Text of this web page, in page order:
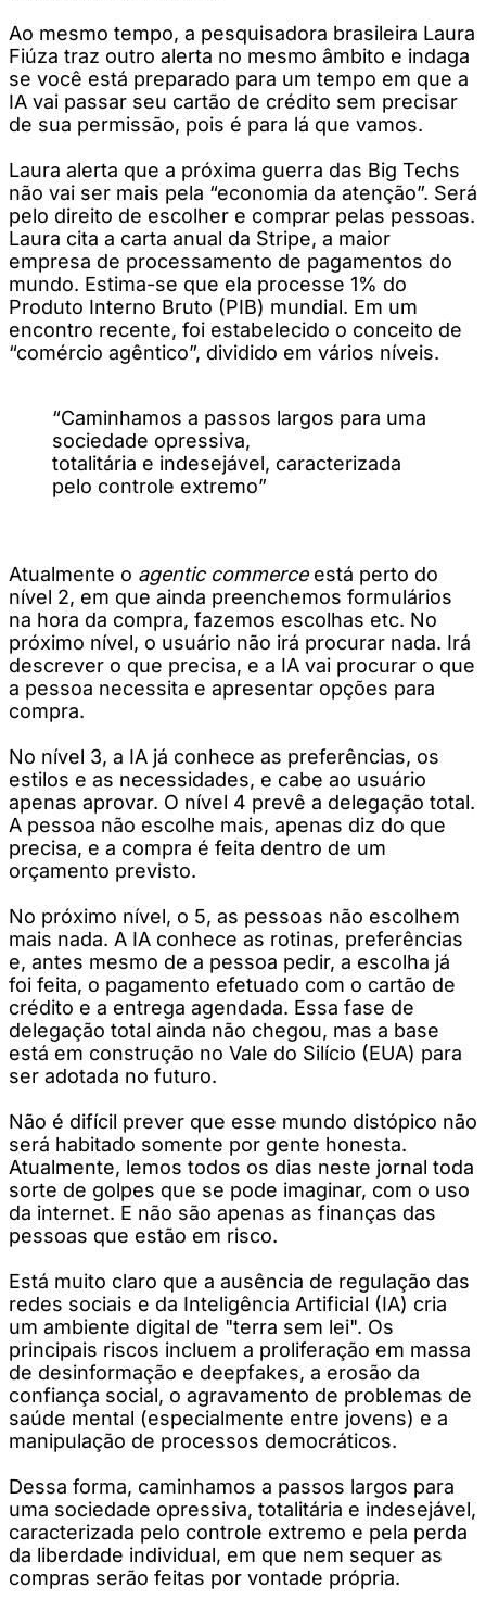
Ao mesmo tempo, a pesquisadora brasileira Laura
Fiúza traz outro alerta no mesmo âmbito e indaga
se você está preparado para um tempo em que a
IA vai passar seu cartão de crédito sem precisar
de sua permissão, pois é para lá que vamos.
Laura alerta que a próxima guerra das Big Techs
não vai ser mais pela “economia da atenção”. Será
pelo direito de escolher e comprar pelas pessoas.
Laura cita a carta anual da Stripe, a maior
empresa de processamento de pagamentos do
mundo. Estima-se que ela processe 1% do
Produto Interno Bruto (PIB) mundial. Em um
encontro recente, foi estabelecido o conceito de
“comércio agêntico”, dividido em vários níveis.
“Caminhamos a passos largos para uma
sociedade opressiva,
totalitária e indesejável, caracterizada
pelo controle extremo”
Atualmente o agentic commerceestá perto do
nível 2, em que ainda preenchemos formulários
na hora da compra, fazemos escolhas etc. No
próximo nível, o usuário não irá procurar nada. Irá
descrever o que precisa, e a IA vai procurar o que
a pessoa necessita e apresentar opções para
compra.
No nível 3, a IA já conhece as preferências, os
estilos e as necessidades, e cabe ao usuário
apenas aprovar. O nível 4 prevê a delegação total.
A pessoa não escolhe mais, apenas diz do que
precisa, e a compra é feita dentro de um
orçamento previsto.
No próximo nível, o 5, as pessoas não escolhem
mais nada. A IA conhece as rotinas, preferências
e, antes mesmo de a pessoa pedir, a escolha já
foi feita, o pagamento efetuado com o cartão de
crédito e a entrega agendada. Essa fase de
delegação total ainda não chegou, mas a base
está em construção no Vale do Silício (EUA) para
ser adotada no futuro.
Não é difícil prever que esse mundo distópico não
será habitado somente por gente honesta.
Atualmente, lemos todos os dias neste jornal toda
sorte de golpes que se pode imaginar, com o uso
da internet. E não são apenas as finanças das
pessoas que estão em risco.
Está muito claro que a ausência de regulação das
redes sociais e da Inteligência Artificial (IA) cria
um ambiente digital de "terra sem lei". Os
principais riscos incluem a proliferação em massa
de desinformação e deepfakes, a erosão da
confiança social, o agravamento de problemas de
saúde mental (especialmente entre jovens) e a
manipulação de processos democráticos.
Dessa forma, caminhamos a passos largos para
uma sociedade opressiva, totalitária e indesejável,
caracterizada pelo controle extremo e pela perda
da liberdade individual, em que nem sequer as
compras serão feitas por vontade própria.